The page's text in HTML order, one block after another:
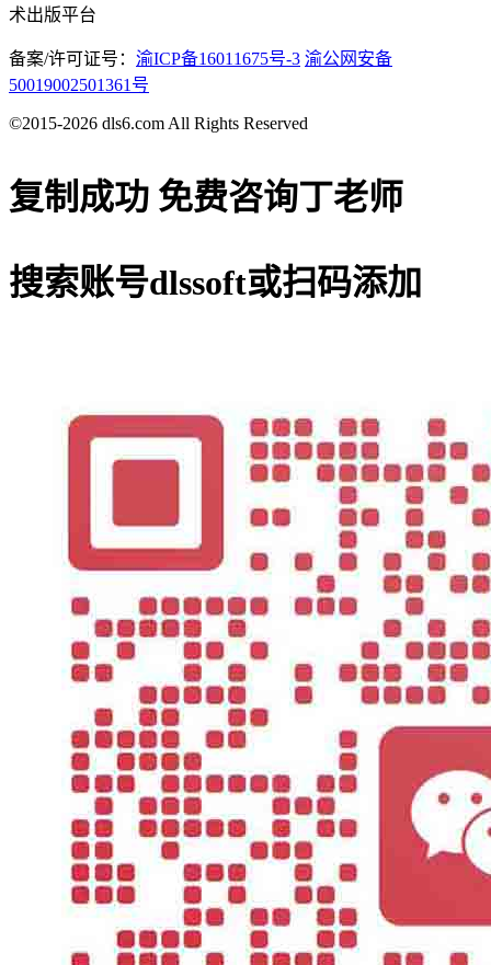
术出版平台
备案/许可证号： 渝ICP备16011675号-3 渝公网安备
50019002501361号
©2015-2026 dls6.com All Rights Reserved
复制成功 免费咨询丁老师
搜索账号dlssoft或扫码添加